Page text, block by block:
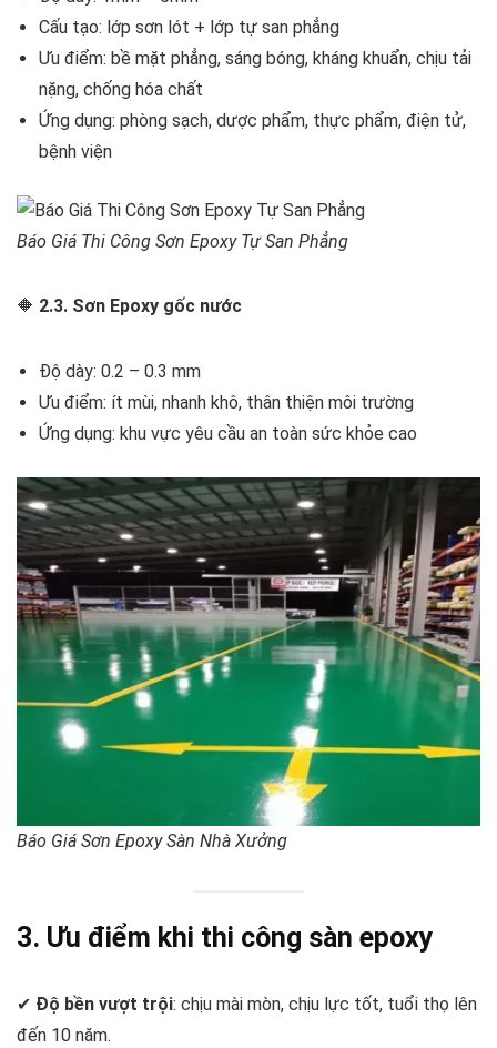
Cấu tạo: lớp sơn lót + lớp tự san phẳng
Ưu điểm: bề mặt phẳng, sáng bóng, kháng khuẩn, chịu tải
nặng, chống hóa chất
Ứng dụng: phòng sạch, dược phẩm, thực phẩm, điện tử,
bệnh viện
Báo Giá Thi Công Sơn Epoxy Tự San Phẳng
🔶 2.3. Sơn Epoxy gốc nước
Độ dày: 0.2 – 0.3 mm
Ưu điểm: ít mùi, nhanh khô, thân thiện môi trường
Ứng dụng: khu vực yêu cầu an toàn sức khỏe cao
Báo Giá Sơn Epoxy Sàn Nhà Xưởng
3. Ưu điểm khi thi công sàn epoxy
✔ Độ bền vượt trội: chịu mài mòn, chịu lực tốt, tuổi thọ lên
đến 10 năm.